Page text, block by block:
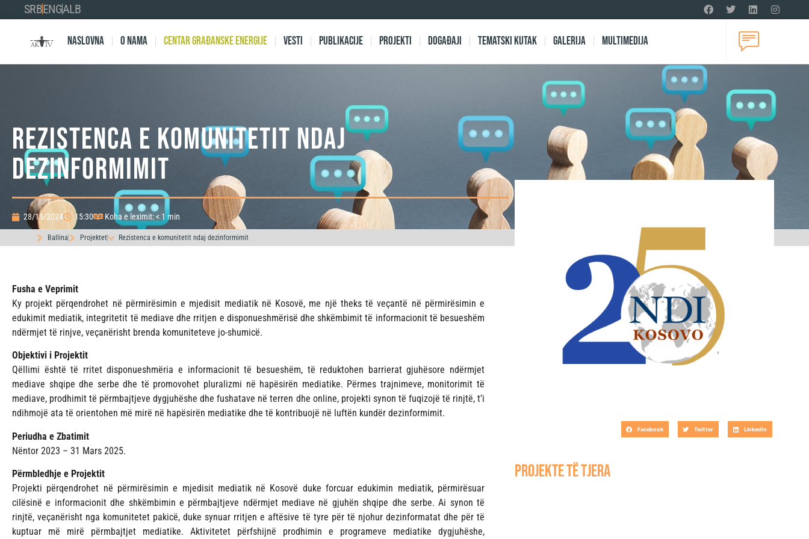
SRBENGALB
Naslovna O nama Centar Građanske Energije Vesti Publikacije Projekti Događaji Tematski kutak Galerija Multimedija
Rezistenca e komunitetit ndaj
dezinformimit
28/11/2024 15:30 Koha e leximit: < 1 min
Ballina Projektet Rezistenca e komunitetit ndaj dezinformimit
Fusha e Veprimit
Ky projekt përqendrohet në përmirësimin e mjedisit mediatik në Kosovë, me një theks të veçantë në përmirësimin e
edukimit mediatik, integritetit të mediave dhe rritjen e disponueshmërisë dhe shkëmbimit të informacionit të besueshëm
ndërmjet të rinjve, veçanërisht brenda komuniteteve jo-shumicë.
Objektivi i Projektit
Qëllimi është të rritet disponueshmëria e informacionit të besueshëm, të reduktohen barrierat gjuhësore ndërmjet
mediave shqipe dhe serbe dhe të promovohet pluralizmi në hapësirën mediatike. Përmes trajnimeve, monitorimit të
mediave, prodhimit të përmbajtjeve dygjuhëshe dhe fushatave në terren dhe online, projekti synon të fuqizojë të rinjtë, t’i
ndihmojë ata të orientohen më mirë në hapësirën mediatike dhe të kontribuojë në luftën kundër dezinformimit.
Periudha e Zbatimit
Nëntor 2023 – 31 Mars 2025.
Përmbledhje e Projektit
Projekti përqendrohet në përmirësimin e mjedisit mediatik në Kosovë duke forcuar edukimin mediatik, përmirësuar
cilësinë e informacionit dhe shkëmbimin e përmbajtjeve ndërmjet mediave në gjuhën shqipe dhe serbe. Ai synon të
rinjtë, veçanërisht nga komunitetet pakicë, duke synuar rritjen e aftësive të tyre për të njohur dezinformatat dhe për të
kuptuar më mirë përmbajtjet mediatike. Aktivitetet përfshijnë prodhimin e programeve mediatike dygjuhëshe,
Facebook Twitter LinkedIn
projekte të tjera